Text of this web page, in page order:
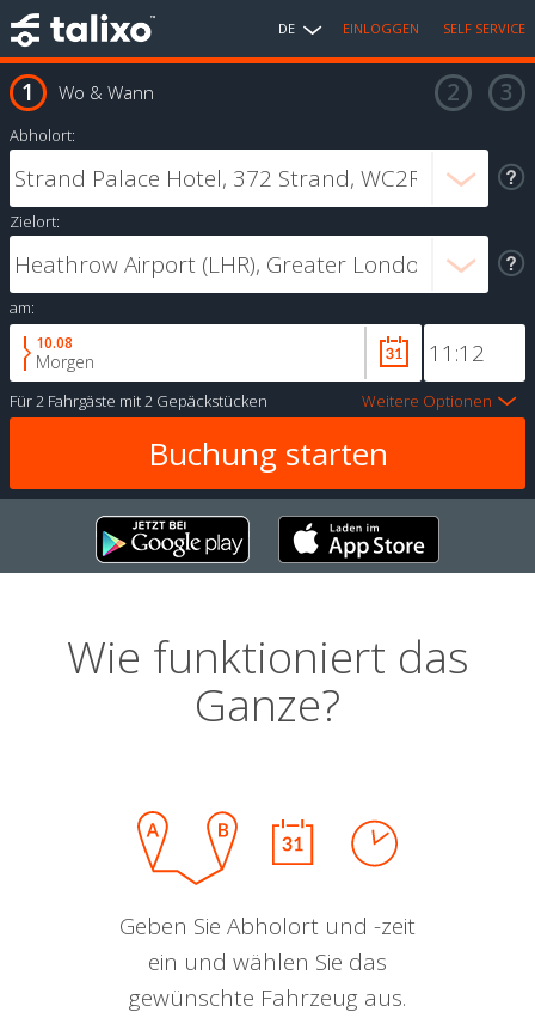
DE EINLOGGEN SELF SERVICE
Wo & Wann
Abholort:
Zielort:
am:
10.08
Morgen
Für2 Fahrgäste mit2 Gepäckstücken Weitere Optionen
Wie funktioniert das
Ganze?
Geben Sie Abholort und -zeit
ein und wählen Sie das
gewünschte Fahrzeug aus.